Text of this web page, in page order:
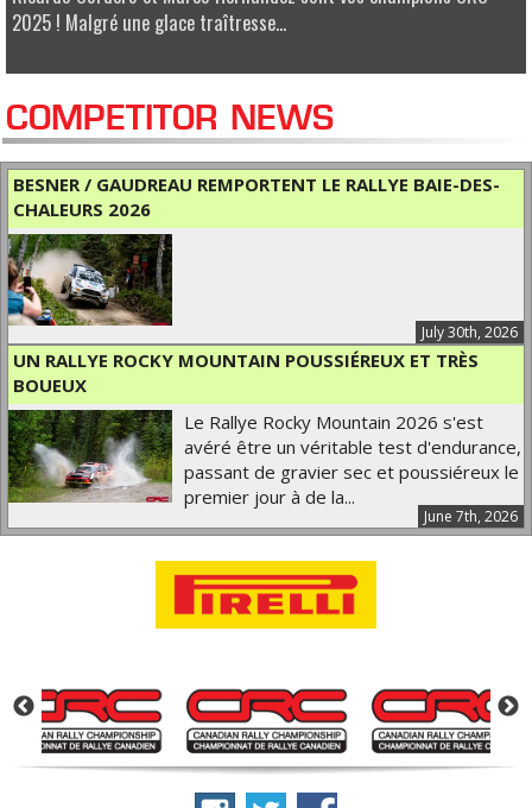
2025 ! Malgré une glace traîtresse...
COMPETITOR NEWS
BESNER / GAUDREAU REMPORTENT LE RALLYE BAIE-DES-
CHALEURS 2026
July 30th, 2026
UN RALLYE ROCKY MOUNTAIN POUSSIÉREUX ET TRÈS
BOUEUX
June 7th, 2026
Le Rallye Rocky Mountain 2026 s'est
avéré être un véritable test d'endurance,
passant de gravier sec et poussiéreux le
premier jour à de la...